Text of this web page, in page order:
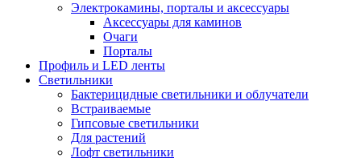
Электрокамины, порталы и аксессуары
Аксессуары для каминов
Очаги
Порталы
Профиль и LED ленты
Светильники
Бактерицидные светильники и облучатели
Встраиваемые
Гипсовые светильники
Для растений
Лофт светильники